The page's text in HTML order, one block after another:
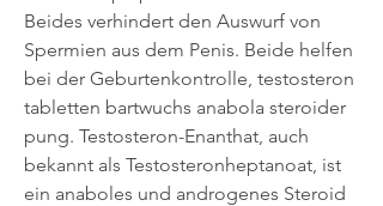
Beides verhindert den Auswurf von
Spermien aus dem Penis. Beide helfen
bei der Geburtenkontrolle, testosteron
tabletten bartwuchs anabola steroider
pung. Testosteron-Enanthat, auch
bekannt als Testosteronheptanoat, ist
ein anaboles und androgenes Steroid